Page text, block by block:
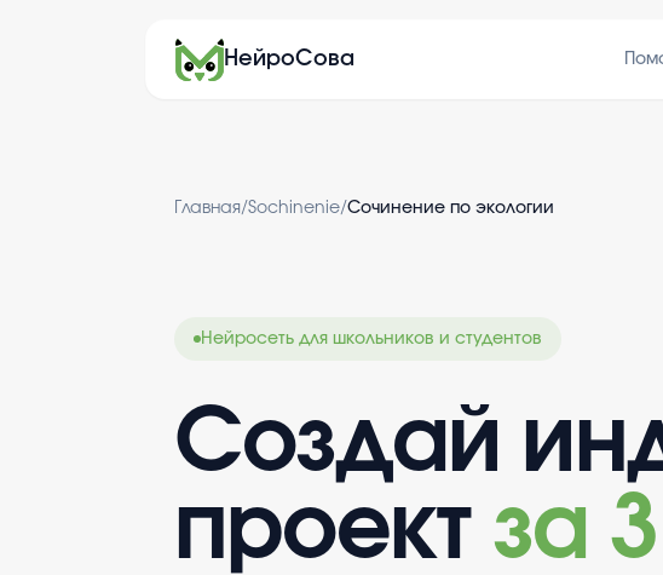
НейроСова
Главная/Sochinenie/Сочинение по экологии
Нейросеть для школьников и студентов
Создай
проект за